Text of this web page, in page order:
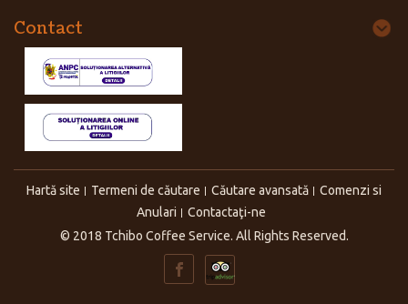
Contact
Hartă site Termeni de căutare Căutare avansată
Comenzi si
Anulari
Contactaţi-ne
© 2018 Tchibo Coffee Service. All Rights Reserved.